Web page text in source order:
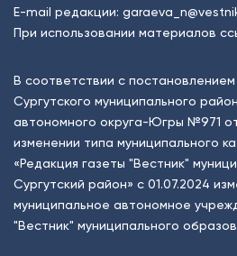
E-mail редакции:
При использовании материалов
В соответствии с
Сургутского муниципального
автономного округа-Югры №971
изменении типа муниципального
«Редакция газеты "Вестник"
Сургутский район» с 01.07.2024
муниципальное автономное
"Вестник" муниципального